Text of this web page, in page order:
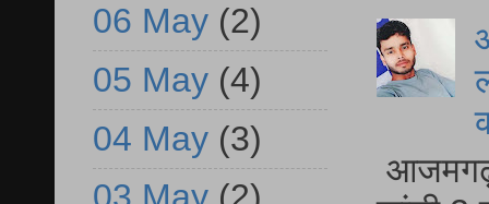
आजमगढ़
06 May (2)
05 May (4)
04 May (3)